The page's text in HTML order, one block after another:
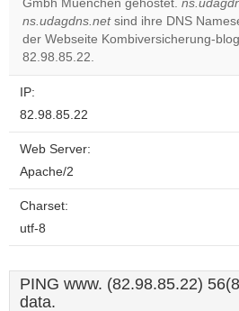
Gmbh Muenchen gehostet.
ns.udagdns.netsind ihre DNS
der Webseite Kombiversicherung-
82.98.85.22.
IP:
82.98.85.22
Web Server:
Apache/2
Charset:
utf-8
PING www. (82.98.85.22)
data.